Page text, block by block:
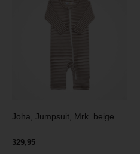
Joha, Jumpsuit, Mrk. beige
329,95